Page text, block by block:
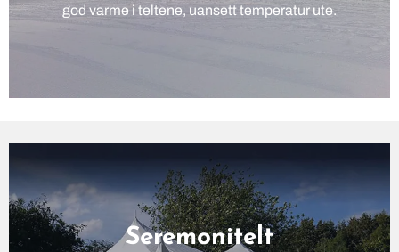
god varme i teltene, uansett temperatur ute.
Seremonitelt